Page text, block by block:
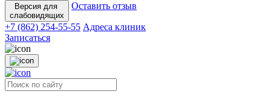
Версия для
слабовидящих
Оставить отзыв
+7 (862) 254-55-55 Адреса клиник
Записаться